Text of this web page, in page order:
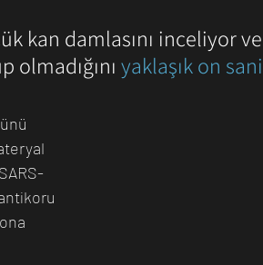
kan damlasını inceliyor
olmadığını yaklaşık on